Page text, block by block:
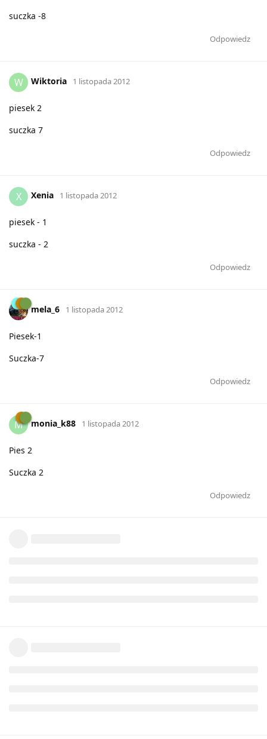
suczka -8
Odpowiedz
W Wiktoria 1 listopada 2012
piesek 2
suczka 7
Odpowiedz
X Xenia 1 listopada 2012
piesek - 1
suczka - 2
Odpowiedz
mela_6 1 listopada 2012
Piesek-1
Suczka-7
Odpowiedz
M monia_k88 1 listopada 2012
Pies 2
Suczka 2
Odpowiedz